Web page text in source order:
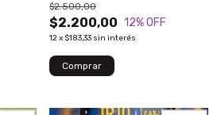
$2.200,00
$2.500,00
12% OFF
12x $183,33 sin interés